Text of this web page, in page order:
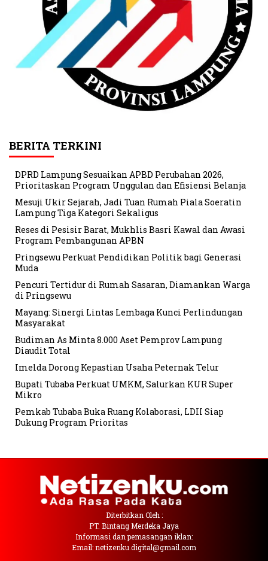
BERITA TERKINI
DPRD Lampung Sesuaikan APBD Perubahan 2026,
Prioritaskan Program Unggulan dan Efisiensi Belanja
Mesuji Ukir Sejarah, Jadi Tuan Rumah Piala Soeratin
Lampung Tiga Kategori Sekaligus
Reses di Pesisir Barat, Mukhlis Basri Kawal dan Awasi
Program Pembangunan APBN
Pringsewu Perkuat Pendidikan Politik bagi Generasi
Muda
Pencuri Tertidur di Rumah Sasaran, Diamankan Warga
di Pringsewu
Mayang: Sinergi Lintas Lembaga Kunci Perlindungan
Masyarakat
Budiman As Minta 8.000 Aset Pemprov Lampung
Diaudit Total
Imelda Dorong Kepastian Usaha Peternak Telur
Bupati Tubaba Perkuat UMKM, Salurkan KUR Super
Mikro
Pemkab Tubaba Buka Ruang Kolaborasi, LDII Siap
Dukung Program Prioritas
Diterbitkan Oleh :
PT. Bintang Merdeka Jaya
Informasi dan pemasangan iklan:
Email: netizenku.digital@gmail.com